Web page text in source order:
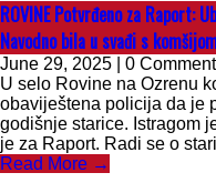
ROVINE Potvrđeno za Raport:
Navodno bila u svađi s
June 29, 2025 | 0
U selo Rovine na Ozrenu
obaviještena policija da je
godišnje starice. Istragom
je za Raport. Radi se o
Read More →